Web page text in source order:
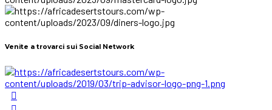
Venite a trovarci sui Social Network